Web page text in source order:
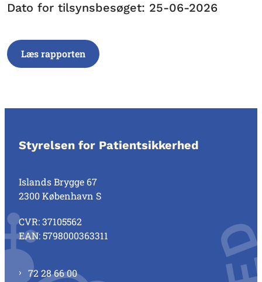
Dato for tilsynsbesøget: 25-06-2026
Læs rapporten
Styrelsen for Patientsikkerhed
Islands Brygge 67
2300 København S
CVR: 37105562
EAN: 5798000363311
72 28 66 00